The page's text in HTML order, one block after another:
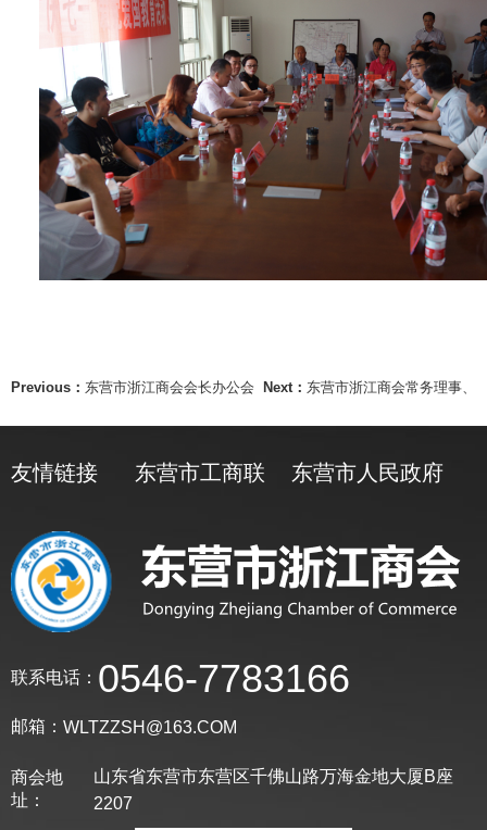
Previous： 东营市浙江商会会长办公会 Next： 东营市浙江商会常务理事、
友情链接 东营市工商联 东营市人民政府
联系电话： 0546-7783166
邮箱： WLTZZSH@163.COM
商会地
址：
山东省东营市东营区千佛山路万海金地大厦B座
2207